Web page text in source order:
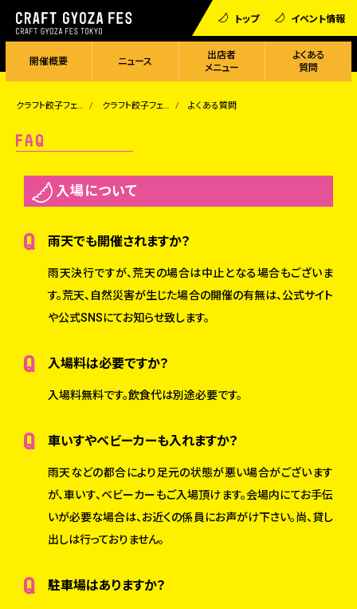
トップ イベント情報
開催概要 ニュース
出店者
メニュー
よくある
質問
クラフト餃子フェス クラフト餃子フェス TOKYO 2024 よくある質問
入場について
雨天でも開催されますか？
雨天決行ですが、荒天の場合は中止となる場合もございま
す。荒天、自然災害が生じた場合の開催の有無は、公式サイト
や公式SNSにてお知らせ致します。
入場料は必要ですか？
入場料無料です。飲食代は別途必要です。
車いすやベビーカーも入れますか？
雨天などの都合により足元の状態が悪い場合がございます
が、車いす、ベビーカーもご入場頂けます。会場内にてお手伝
いが必要な場合は、お近くの係員にお声がけ下さい。尚、貸し
出しは行っておりません。
駐車場はありますか？